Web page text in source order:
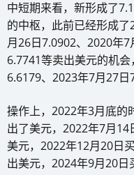
中短期来看，新形成了
的中枢，此前已经形成
月26日7.0902、2020年
6.7741等卖出美元的机
6.6179、2023年7月27日
操作上，2022年3月底的
出了美元，2022年7月
美元，2022年12月20日
出美元，2024年9月20日